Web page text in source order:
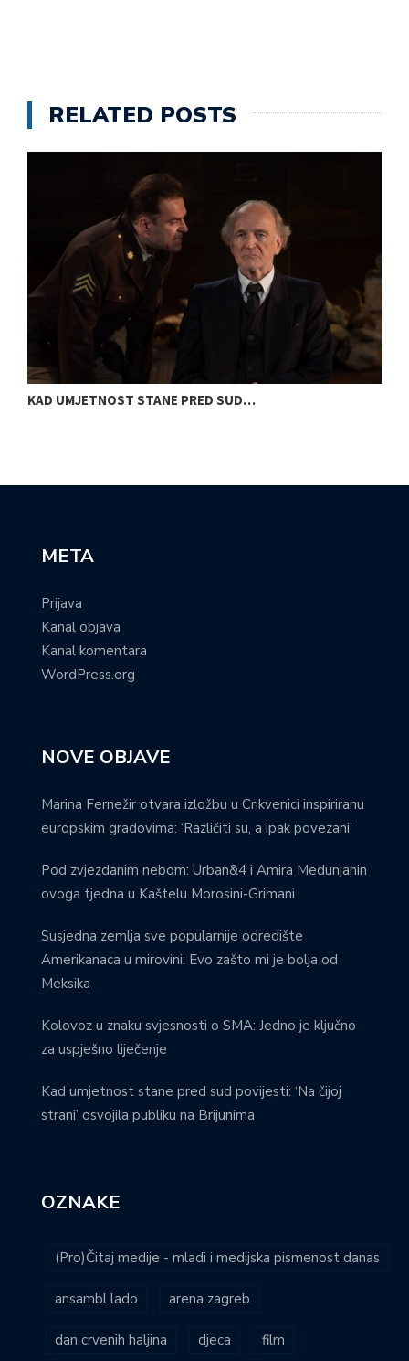
RELATED POSTS
KAD UMJETNOST STANE PRED SUD…
META
Prijava
Kanal objava
Kanal komentara
WordPress.org
NOVE OBJAVE
Marina Fernežir otvara izložbu u Crikvenici inspiriranu
europskim gradovima: ‘Različiti su, a ipak povezani’
Pod zvjezdanim nebom: Urban&4 i Amira Medunjanin
ovoga tjedna u Kaštelu Morosini-Grimani
Susjedna zemlja sve popularnije odredište
Amerikanaca u mirovini: Evo zašto mi je bolja od
Meksika
Kolovoz u znaku svjesnosti o SMA: Jedno je ključno
za uspješno liječenje
Kad umjetnost stane pred sud povijesti: ‘Na čijoj
strani’ osvojila publiku na Brijunima
OZNAKE
(Pro)Čitaj medije - mladi i medijska pismenost danas
ansambl lado arena zagreb
dan crvenih haljina djeca film